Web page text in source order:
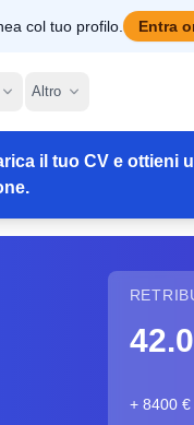
col tuo profilo. Entra
Altro
il tuo CV e ottieni
+ 8400